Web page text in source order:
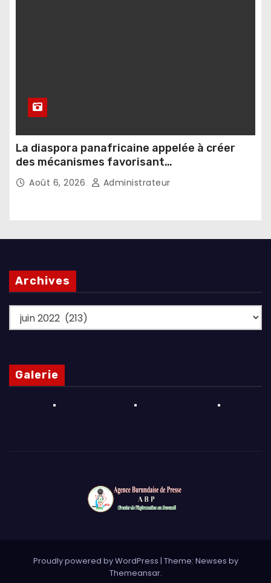
La diaspora panafricaine appelée à créer
des mécanismes favorisant
l’investissement dans les pays d’origine
Août 6, 2026 Administrateur
Archives
Archives
Galerie
Proudly powered by WordPress | Theme: Newses by
Themeansar.